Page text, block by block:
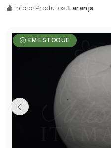
Início/Produtos/Laranja
EM ESTOQUE